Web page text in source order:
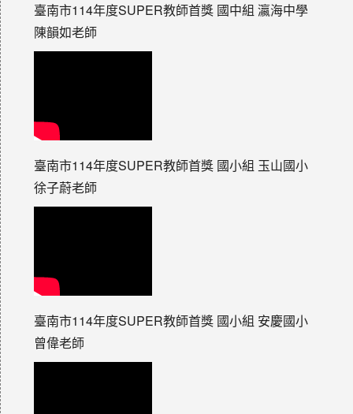
臺南市114年度SUPER教師首獎 國中組 瀛海中學
陳韻如老師
臺南市114年度SUPER教師首獎 國小組 玉山國小
徐子蔚老師
臺南市114年度SUPER教師首獎 國小組 安慶國小
曾偉老師